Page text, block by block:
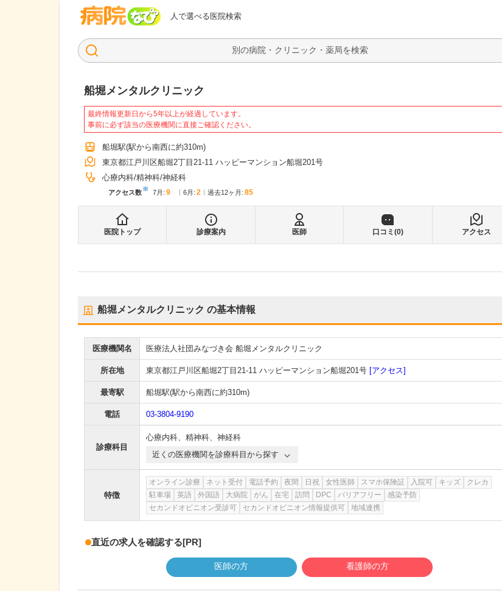
人で選べる医院検索
病院なび
検索
船堀メンタルクリニック
最終情報更新日から5年以上が経過しています。
事前に必ず該当の医療機関に直接ご確認ください。
船堀駅(駅から南西に約310m)
東京都江戸川区船堀2丁目21-11 ハッピーマンション船堀201号
心療内科 精神科 神経科
アクセス数※ 7月 : 9 6月 : 2 過去12ヶ月: 85
医院トップ 診療案内 医師 口コミ(0) アクセス
船堀メンタルクリニック の基本情報
医療機関名 医療法人社団みなづき会 船堀メンタルクリニック
所在地 東京都江戸川区船堀2丁目21-11 ハッピーマンション船堀201号 [アクセス]
最寄駅 船堀駅(駅から南西に約310m)
電話 03-3804-9190
診療科目
心療内科、 精神科、 神経科
近くの医療機関を診療科目から探す
特徴
オンライン診療 ネット受付 電話予約 夜間 日祝 女性医師 スマホ保険証 入院可 キッズ
クレカ
駐車場
英語 外国語 大病院 がん 在宅 訪問 DPC バリアフリー
感染予防
セカンドオピニオン受診可
セカンドオピニオン情報提供可 地域連携
直近の求人を確認する[PR]
医師の方 看護師の方